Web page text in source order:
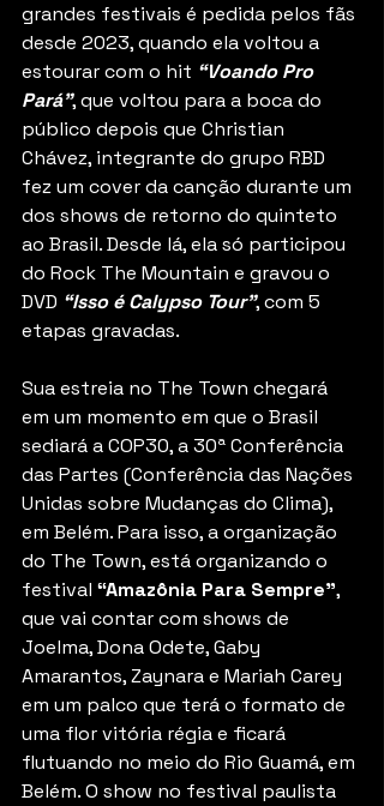
grandes festivais é pedida pelos fãs
desde 2023, quando ela voltou a
estourar com o hit “Voando Pro
Pará”, que voltou para a boca do
público depois que Christian
Chávez, integrante do grupo RBD
fez um cover da canção durante um
dos shows de retorno do quinteto
ao Brasil. Desde lá, ela só participou
do Rock The Mountain e gravou o
DVD “Isso é Calypso Tour”, com 5
etapas gravadas.
Sua estreia no The Town chegará
em um momento em que o Brasil
sediará a COP30, a 30ª Conferência
das Partes (Conferência das Nações
Unidas sobre Mudanças do Clima),
em Belém. Para isso, a organização
do The Town, está organizando o
festival “Amazônia Para Sempre”,
que vai contar com shows de
Joelma, Dona Odete, Gaby
Amarantos, Zaynara e Mariah Carey
em um palco que terá o formato de
uma flor vitória régia e ficará
flutuando no meio do Rio Guamá, em
Belém. O show no festival paulista